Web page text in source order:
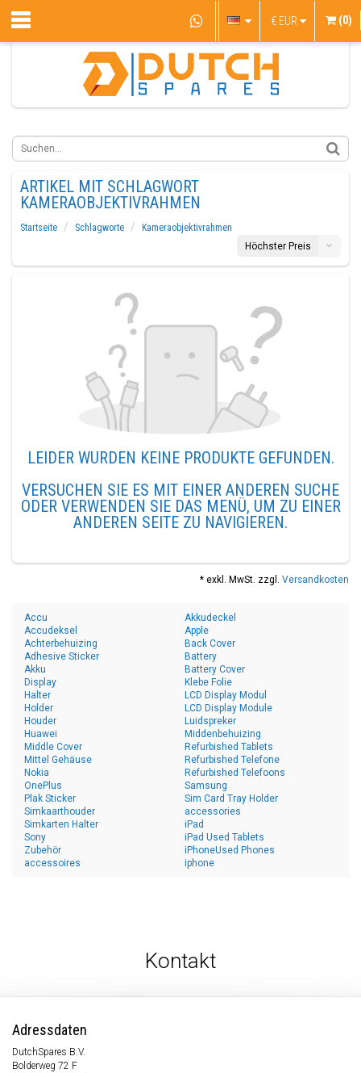
€ EUR (0)
ARTIKEL MIT SCHLAGWORT
KAMERAOBJEKTIVRAHMEN
Startseite Schlagworte
Kameraobjektivrahmen
Höchster Preis
LEIDER WURDEN KEINE PRODUKTE GEFUNDEN.
VERSUCHEN SIE ES MIT EINER ANDEREN SUCHE
ODER VERWENDEN SIE DAS MENÜ, UM ZU EINER
ANDEREN SEITE ZU NAVIGIEREN.
* exkl. MwSt. zzgl. Versandkosten
Accu
Accudeksel
Achterbehuizing
Adhesive Sticker
Akku
Akkudeckel
Apple
Back Cover
Battery
Battery Cover
Display
Halter
Holder
Houder
Huawei
Klebe Folie
LCD Display Modul
LCD Display Module
Luidspreker
Middenbehuizing
Middle Cover
Mittel Gehäuse
Nokia
OnePlus
Plak Sticker
Refurbished Tablets
Refurbished Telefone
Refurbished Telefoons
Samsung
Sim Card Tray Holder
Simkaarthouder
Simkarten Halter
Sony
Zubehör
accessoires
accessories
iPad
iPad Used Tablets
iPhoneUsed Phones
iphone
Kontakt
Adressdaten
DutchSpares B.V.
Bolderweg 72 F